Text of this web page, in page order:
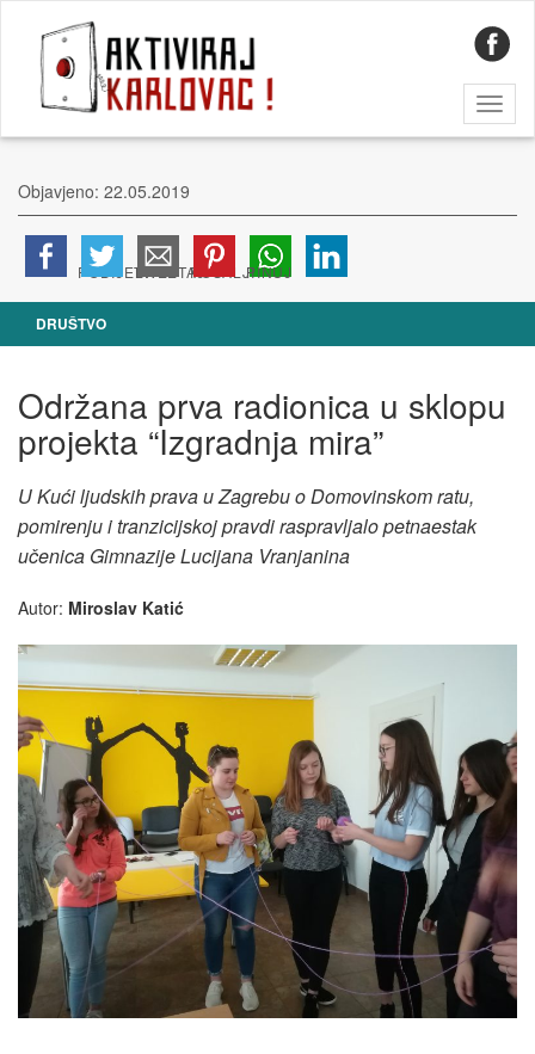
Objavjeno: 22.05.2019
DRUŠTVO
Održana prva radionica u sklopu
projekta “Izgradnja mira”
U Kući ljudskih prava u Zagrebu o Domovinskom ratu,
pomirenju i tranzicijskoj pravdi raspravljalo petnaestak
učenica Gimnazije Lucijana Vranjanina
Autor: Miroslav Katić